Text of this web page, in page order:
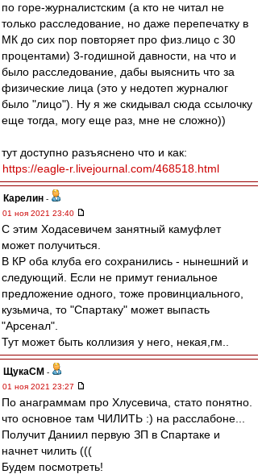
по горе-журналистским (а кто не читал не
только расследование, но даже перепечатку в
МК до сих пор повторяет про физ.лицо с 30
процентами) 3-годишной давности, на что и
было расследование, дабы выяснить что за
физические лица (это у недотеп журналюг
было "лицо"). Ну я же скидывал сюда ссылочку
еще тогда, могу еще раз, мне не сложно))
тут доступно разъяснено что и как:
https://eagle-r.livejournal.com/468518.html
Карелин -
01 ноя 2021 23:40
С этим Ходасевичем занятный камуфлет
может получиться.
В КР оба клуба его сохранились - нынешний и
следующий. Если не примут гениальное
предложение одного, тоже провинциального,
кузьмича, то "Спартаку" может выпасть
"Арсенал".
Тут может быть коллизия у него, некая,гм..
ЩукаСМ -
01 ноя 2021 23:27
По анаграммам про Хлусевича, стато понятно.
что основное там ЧИЛИТЬ :) на расслабоне...
Получит Даниил первую ЗП в Спартаке и
начнет чилить (((
Будем посмотреть!